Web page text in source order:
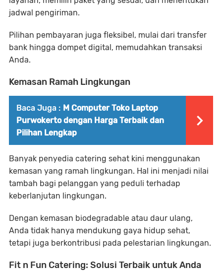
jadwal pengiriman.
Pilihan pembayaran juga fleksibel, mulai dari transfer
bank hingga dompet digital, memudahkan transaksi
Anda.
Kemasan Ramah Lingkungan
Baca Juga : M Computer Toko Laptop
Purwokerto dengan Harga Terbaik dan
Pilihan Lengkap
Banyak penyedia catering sehat kini menggunakan
kemasan yang ramah lingkungan. Hal ini menjadi nilai
tambah bagi pelanggan yang peduli terhadap
keberlanjutan lingkungan.
Dengan kemasan biodegradable atau daur ulang,
Anda tidak hanya mendukung gaya hidup sehat,
tetapi juga berkontribusi pada pelestarian lingkungan.
Fit n Fun Catering: Solusi Terbaik untuk Anda